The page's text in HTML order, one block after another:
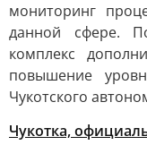
мониторинг
данной сфере.
комплекс
повышение
Чукотского
Чукотка,